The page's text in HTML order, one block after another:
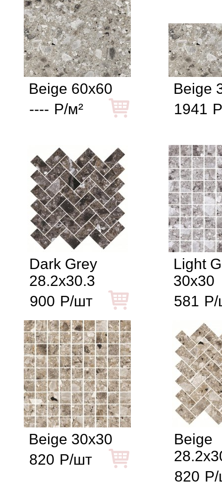
Beige 60x60
---- Р/м²
Beige
1941
Dark Grey
28.2x30.3
900 Р/шт
Light
30x30
581 Р/
Beige 30x30
820 Р/шт
Beige
820